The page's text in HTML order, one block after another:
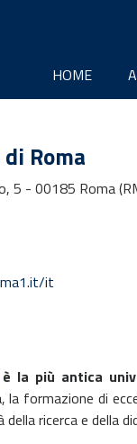
HOME
Roma
5 - 00185 Roma
it
è la più antica
formazione di
della ricerca e della